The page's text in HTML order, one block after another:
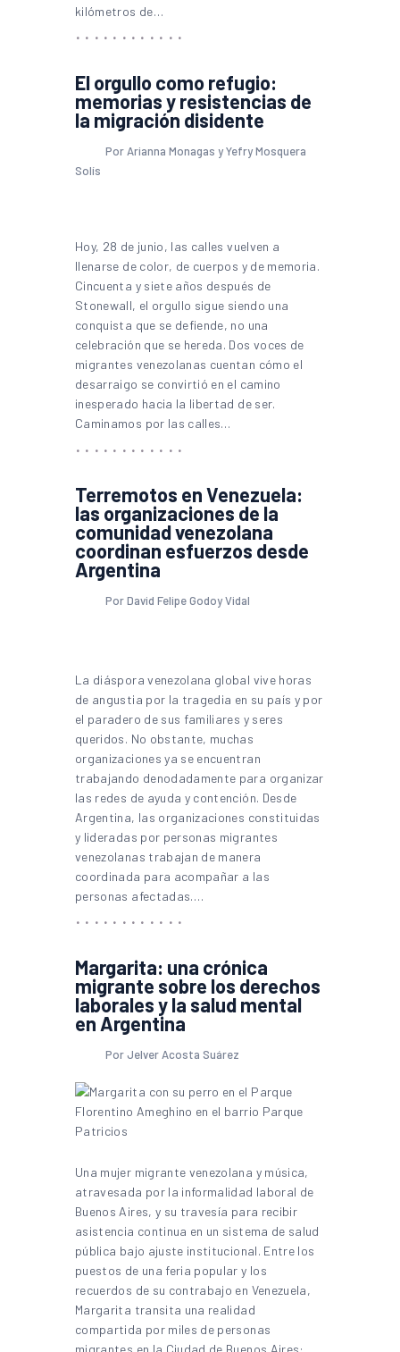
kilómetros de…
El orgullo como refugio:
memorias y resistencias de
la migración disidente
Por Arianna Monagas y Yefry Mosquera
Solís
Hoy, 28 de junio, las calles vuelven a
llenarse de color, de cuerpos y de memoria.
Cincuenta y siete años después de
Stonewall, el orgullo sigue siendo una
conquista que se defiende, no una
celebración que se hereda. Dos voces de
migrantes venezolanas cuentan cómo el
desarraigo se convirtió en el camino
inesperado hacia la libertad de ser.
Caminamos por las calles…
Terremotos en Venezuela:
las organizaciones de la
comunidad venezolana
coordinan esfuerzos desde
Argentina
Por David Felipe Godoy Vidal
La diáspora venezolana global vive horas
de angustia por la tragedia en su país y por
el paradero de sus familiares y seres
queridos. No obstante, muchas
organizaciones ya se encuentran
trabajando denodadamente para organizar
las redes de ayuda y contención. Desde
Argentina, las organizaciones constituidas
y lideradas por personas migrantes
venezolanas trabajan de manera
coordinada para acompañar a las
personas afectadas.…
Margarita: una crónica
migrante sobre los derechos
laborales y la salud mental
en Argentina
Por Jelver Acosta Suárez
Una mujer migrante venezolana y música,
atravesada por la informalidad laboral de
Buenos Aires, y su travesía para recibir
asistencia continua en un sistema de salud
pública bajo ajuste institucional. Entre los
puestos de una feria popular y los
recuerdos de su contrabajo en Venezuela,
Margarita transita una realidad
compartida por miles de personas